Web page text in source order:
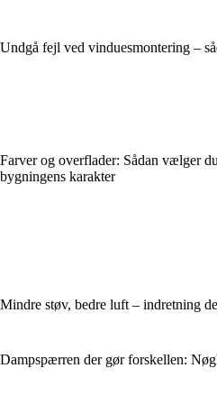
Undgå fejl ved vinduesmontering –
Farver og overflader: Sådan vælger
bygningens karakter
Mindre støv, bedre luft – indretning
Dampspærren der gør forskellen: